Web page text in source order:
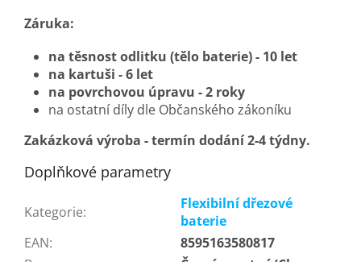
Záruka:
na těsnost odlitku (tělo baterie) - 10 let
na kartuši - 6 let
na povrchovou úpravu - 2 roky
na ostatní díly dle Občanského zákoníku
Zakázková výroba - termín dodání 2-4 týdny.
Doplňkové parametry
Kategorie:
Flexibilní dřezové
baterie
EAN:
8595163580817